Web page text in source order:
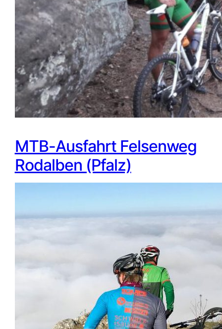
MTB-Ausfahrt Felsenweg
Rodalben (Pfalz)